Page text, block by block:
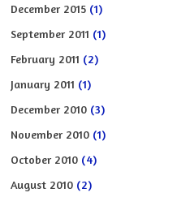
December 2015 (1)
September 2011 (1)
February 2011 (2)
January 2011 (1)
December 2010 (3)
November 2010 (1)
October 2010 (4)
August 2010 (2)